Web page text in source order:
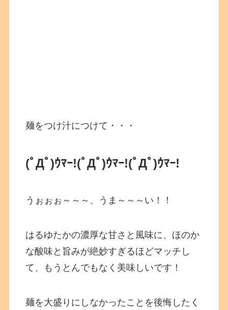
麺をつけ汁につけて・・・
(ﾟДﾟ)ｳﾏｰ!(ﾟДﾟ)ｳﾏｰ!(ﾟДﾟ)ｳﾏｰ!
うぉぉぉ～～～、うま～～～い！！
はるゆたかの濃厚な甘さと風味に、ほのか
な酸味と旨みが絶妙すぎるほどマッチし
て、もうとんでもなく美味しいです！
麺を大盛りにしなかったことを後悔したく